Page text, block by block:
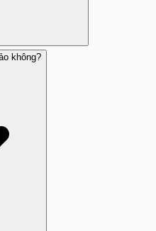
của Bộ Thông tin và
không?